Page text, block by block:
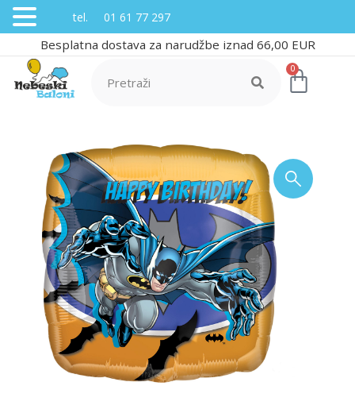
Besplatna dostava za narudžbe iznad 66,00 EUR
0
tel. 01 61 77 297